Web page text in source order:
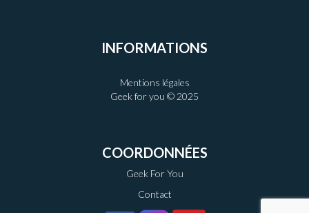
INFORMATIONS
Mentions légales
Geek for you © 2025
COORDONNÉES
Geek For You
Contact